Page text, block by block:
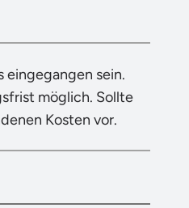
eingegangen sein.
möglich. Sollte
Kosten vor.